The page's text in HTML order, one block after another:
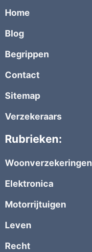
Home
Blog
Begrippen
Contact
Sitemap
Verzekeraars
Rubrieken:
Woonverzekeringen
Elektronica
Motorrijtuigen
Leven
Recht